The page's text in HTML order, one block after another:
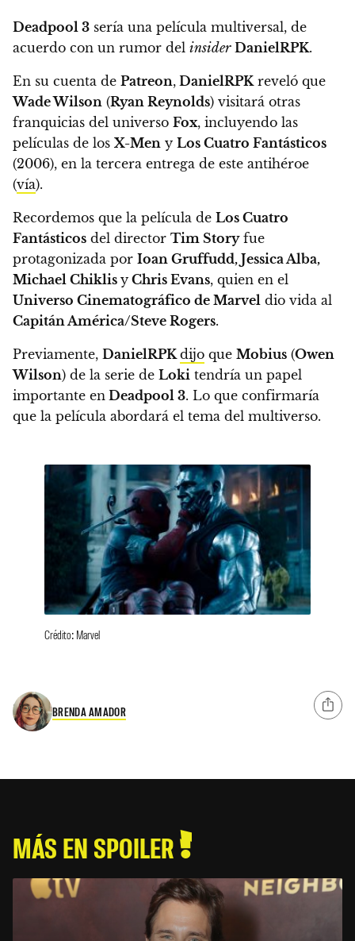
Deadpool 3 sería una película multiversal, de
acuerdo con un rumor del insider DanielRPK.
En su cuenta de Patreon, DanielRPK reveló que
Wade Wilson (Ryan Reynolds) visitará otras
franquicias del universo Fox, incluyendo las
películas de los X-Men y Los Cuatro Fantásticos
(2006), en la tercera entrega de este antihéroe
(vía).
Recordemos que la película de Los Cuatro
Fantásticos del director Tim Storyfue
protagonizada por Ioan Gruffudd, Jessica Alba,
Michael Chiklis y Chris Evans, quien en el
Universo Cinematográfico de Marvel dio vida al
Capitán América/Steve Rogers.
Previamente, DanielRPK dijo que Mobius (Owen
Wilson) de la serie de Loki tendría un papel
importante en Deadpool 3. Lo que confirmaría
que la película abordará el tema del multiverso.
Crédito: Marvel
BRENDA AMADOR
MÁS EN SPOILER